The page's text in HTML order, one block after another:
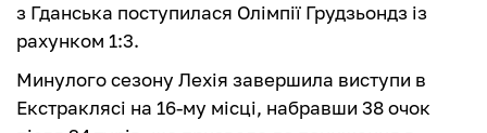
з Гданська поступилася Олімпії Грудзьондз із
рахунком 1:3.
Минулого сезону Лехія завершила виступи в
Екстраклясі на 16-му місці, набравши 38 очок